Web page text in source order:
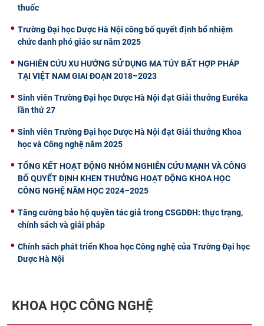
thuốc
Trường Đại học Dược Hà Nội công bố quyết định bổ nhiệm
chức danh phó giáo sư năm 2025
NGHIÊN CỨU XU HƯỚNG SỬ DỤNG MA TÚY BẤT HỢP PHÁP
TẠI VIỆT NAM GIAI ĐOẠN 2018–2023
Sinh viên Trường Đại học Dược Hà Nội đạt Giải thưởng Euréka
lần thứ 27
Sinh viên Trường Đại học Dược Hà Nội đạt Giải thưởng Khoa
học và Công nghệ năm 2025
TỔNG KẾT HOẠT ĐỘNG NHÓM NGHIÊN CỨU MẠNH VÀ CÔNG
BỐ QUYẾT ĐỊNH KHEN THƯỞNG HOẠT ĐỘNG KHOA HỌC
CÔNG NGHỆ NĂM HỌC 2024–2025
Tăng cường bảo hộ quyền tác giả trong CSGDĐH: thực trạng,
chính sách và giải pháp
Chính sách phát triển Khoa học Công nghệ của Trường Đại học
Dược Hà Nội
KHOA HỌC CÔNG NGHỆ